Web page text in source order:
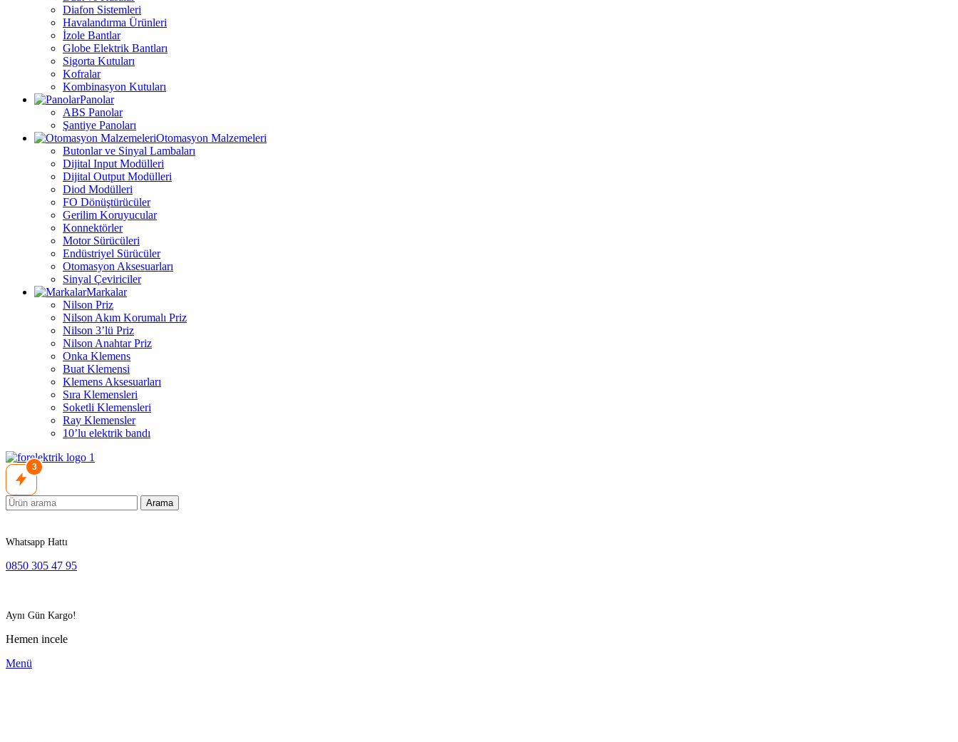
Diafon Sistemleri
Havalandırma Ürünleri
İzole Bantlar
Globe Elektrik Bantları
Sigorta Kutuları
Kofralar
Kombinasyon Kutuları
Panolar
ABS Panolar
Şantiye Panoları
Otomasyon Malzemeleri
Butonlar ve Sinyal Lambaları
Dijital Input Modülleri
Dijital Output Modülleri
Diod Modülleri
FO Dönüştürücüler
Gerilim Koruyucular
Konnektörler
Motor Sürücüleri
Endüstriyel Sürücüler
Otomasyon Aksesuarları
Sinyal Çeviriciler
Markalar
Nilson Priz
Nilson Akım Korumalı Priz
Nilson 3’lü Priz
Nilson Anahtar Priz
Onka Klemens
Buat Klemensi
Klemens Aksesuarları
Sıra Klemensleri
Soketli Klemensleri
Ray Klemensler
10’lu elektrik bandı
3
Arama
Whatsapp Hattı
0850 305 47 95
Aynı Gün Kargo!
Hemen incele
Menü